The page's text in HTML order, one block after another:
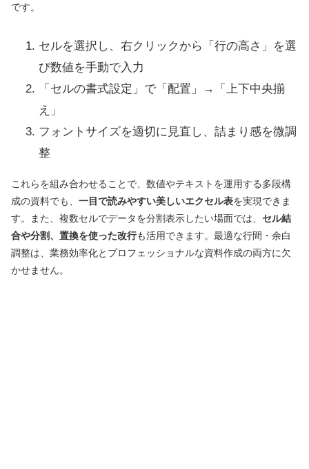
です。
セルを選択し、右クリックから「行の高さ」を選
び数値を手動で入力
「セルの書式設定」で「配置」→「上下中央揃
え」
フォントサイズを適切に見直し、詰まり感を微調
整
これらを組み合わせることで、数値やテキストを運用する多段構
成の資料でも、 一目で読みやすい美しいエクセル表を実現できま
す。また、複数セルでデータを分割表示したい場面では、 セル結
合や分割、置換を使った改行も活用できます。最適な行間・余白
調整は、業務効率化とプロフェッショナルな資料作成の両方に欠
かせません。